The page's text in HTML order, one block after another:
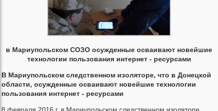
в Мариупольском СОЗО осужденные осваивают новейшие
технологии пользования интернет - ресурсами
В Мариупольском следственном изоляторе, что в Донецкой
области, осужденные осваивают новейшие технологии
пользования интернет - ресурсами